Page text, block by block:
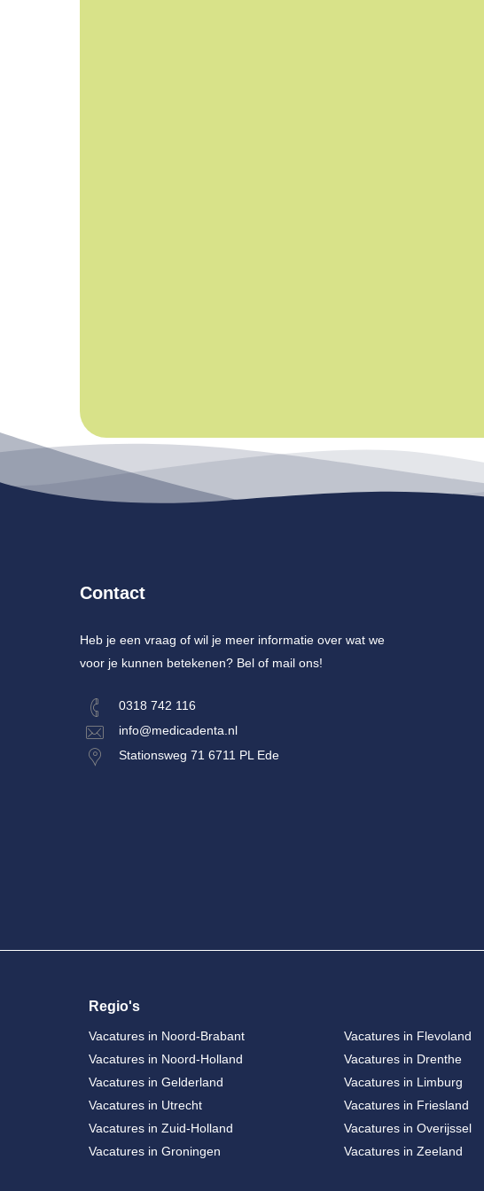
Contact
Heb je een vraag of wil je meer informatie over wat we
voor je kunnen betekenen? Bel of mail ons!
0318 742 116
info@medicadenta.nl
Stationsweg 71 6711 PL Ede
Regio's
Vacatures in Noord-Brabant
Vacatures in Noord-Holland
Vacatures in Gelderland
Vacatures in Utrecht
Vacatures in Zuid-Holland
Vacatures in Groningen
Vacatures in Flevoland
Vacatures in Drenthe
Vacatures in Limburg
Vacatures in Friesland
Vacatures in Overijssel
Vacatures in Zeeland